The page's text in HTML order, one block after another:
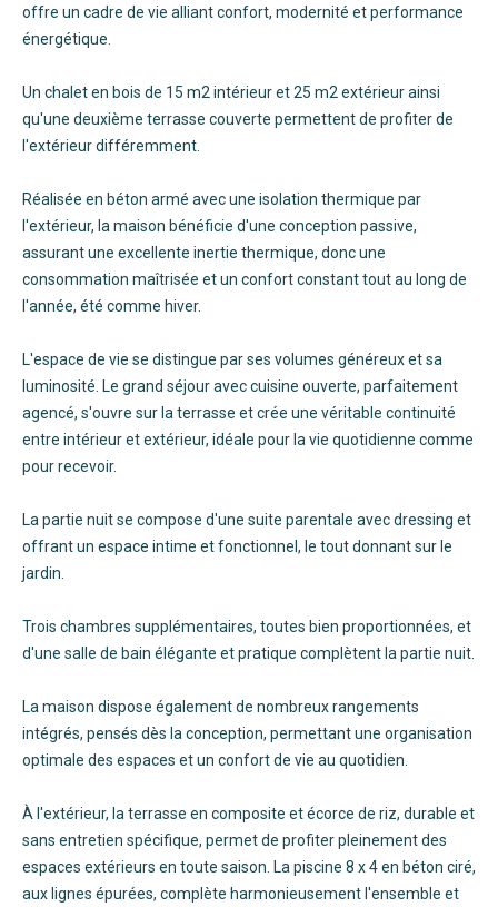
offre un cadre de vie alliant confort, modernité et performance
énergétique.
Un chalet en bois de 15 m2 intérieur et 25 m2 extérieur ainsi
qu'une deuxième terrasse couverte permettent de profiter de
l'extérieur différemment.
Réalisée en béton armé avec une isolation thermique par
l'extérieur, la maison bénéficie d'une conception passive,
assurant une excellente inertie thermique, donc une
consommation maîtrisée et un confort constant tout au long de
l'année, été comme hiver.
L'espace de vie se distingue par ses volumes généreux et sa
luminosité. Le grand séjour avec cuisine ouverte, parfaitement
agencé, s'ouvre sur la terrasse et crée une véritable continuité
entre intérieur et extérieur, idéale pour la vie quotidienne comme
pour recevoir.
La partie nuit se compose d'une suite parentale avec dressing et
offrant un espace intime et fonctionnel, le tout donnant sur le
jardin.
Trois chambres supplémentaires, toutes bien proportionnées, et
d'une salle de bain élégante et pratique complètent la partie nuit.
La maison dispose également de nombreux rangements
intégrés, pensés dès la conception, permettant une organisation
optimale des espaces et un confort de vie au quotidien.
À l'extérieur, la terrasse en composite et écorce de riz, durable et
sans entretien spécifique, permet de profiter pleinement des
espaces extérieurs en toute saison. La piscine 8 x 4 en béton ciré,
aux lignes épurées, complète harmonieusement l'ensemble et